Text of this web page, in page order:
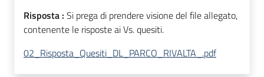
Risposta : Si prega di prendere visione del file allegato,
contenente le risposte ai Vs. quesiti.
02_Risposta_Quesiti_DL_PARCO_RIVALTA_.pdf